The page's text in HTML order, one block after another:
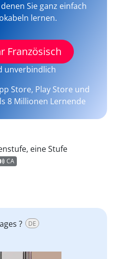
Sie ganz einfach
lernen.
Französisch
unverbindlich
Store, Play Store und
8 Millionen Lernende
eine Stufe
CA
? DE